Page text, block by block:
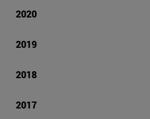
2020
2019
2018
2017